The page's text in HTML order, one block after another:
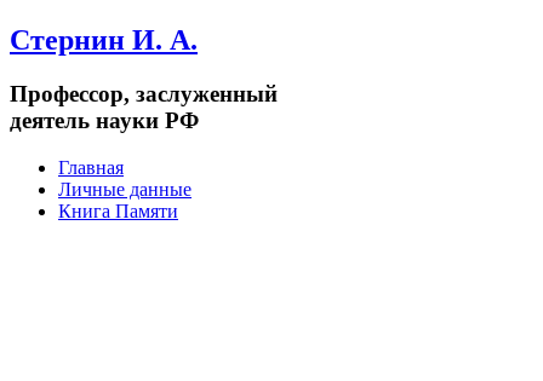
Стернин И. А.
Профессор, заслуженный
деятель науки РФ
Главная
Личные данные
Книга Памяти